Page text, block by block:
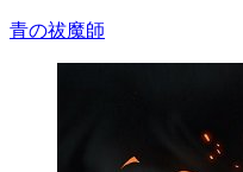
青の祓魔師